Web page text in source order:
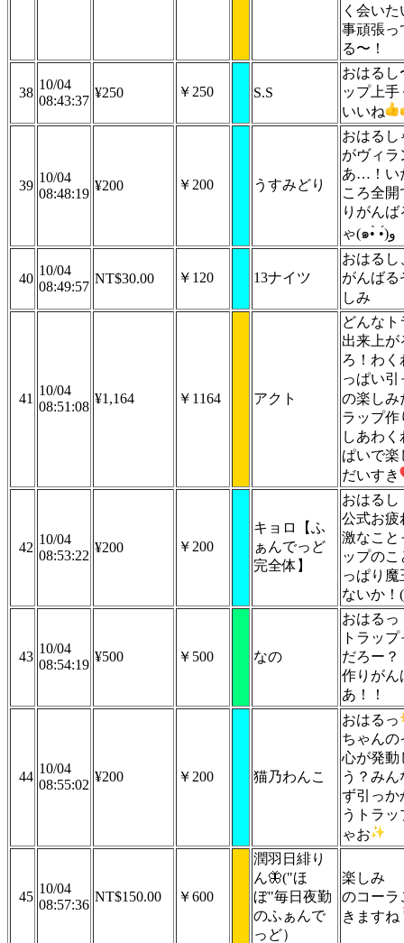
く会い
事頑張っ
る〜！
38
10/04
08:43:37
¥250 ￥250 S.S
おはるし
ップ上手
いいね
39
10/04
08:48:19
¥200 ￥200 うすみどり
おはるし
がヴィラ
あ…！い
ころ全開
りがん
ゃ(๑•̀ •́)و
40
10/04
08:49:57
NT$30.00 ￥120 13ナイツ
おはるし
がんばる
しみ
41
10/04
08:51:08
¥1,164 ￥1164 アクト
どんなト
出来上が
ろ！わく
っぱい引
の楽しみ
ラップ作
しあわ
ぱいで楽
だいすき
42
10/04
08:53:22
¥200 ￥200
キョロ【ふ
ぁんでっど
完全体】
おはるし
公式お疲
激なこと
ップの
っぱり魔
ないか！
43
10/04
08:54:19
¥500 ￥500 なの
おはるっ
トラッ
だろー？
作りがん
あ！！
44
10/04
08:55:02
¥200 ￥200 猫乃わんこ
おはるっ
ちゃんの
心が発動
う？み
ず引っか
うトラ
ゃお
45
10/04
08:57:36
NT$150.00 ￥600
潤羽日緋り
ん🦋("ほ
ぼ"毎日夜勤
のふぁんで
っど）
楽しみ
のコーラ
きますね